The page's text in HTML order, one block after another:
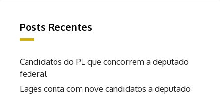
Posts Recentes
Candidatos do PL que concorrem a deputado
federal
Lages conta com nove candidatos a deputado